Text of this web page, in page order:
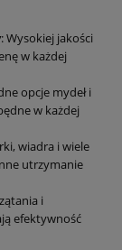
: Wysokiej jakości
w każdej
opcje mydeł i
w każdej
wiadra i wiele
utrzymanie
i
efektywność